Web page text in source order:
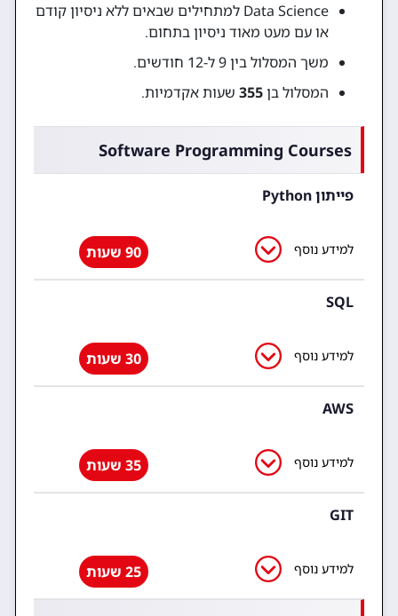
Data Science למתחילים שבאים ללא ניסיון קודם
או עם מעט מאוד ניסיון בתחום.
משך המסלול בין 9 ל-12 חודשים.
המסלול בן355 שעות אקדמיות.
Software Programming Courses
פייתון Python
למידע נוסף 90 שעות
SQL
למידע נוסף 30 שעות
AWS
למידע נוסף 35 שעות
GIT
למידע נוסף 25 שעות